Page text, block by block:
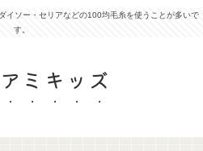
イソー・セリアなどの100均毛糸を使うことが多いで
す。
ミキッズ